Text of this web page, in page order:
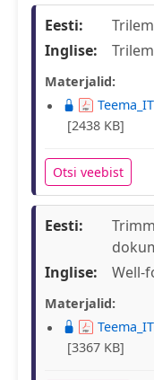
Eesti:
Inglise:
Materjalid:
[2438 KB]
Otsi veebist
Eesti:
Inglise:
Well-
Materjalid:
[3367 KB]